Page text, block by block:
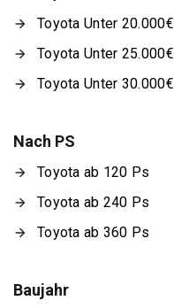
Toyota Unter 20.000€
Toyota Unter 25.000€
Toyota Unter 30.000€
Nach PS
Toyota ab 120 Ps
Toyota ab 240 Ps
Toyota ab 360 Ps
Baujahr